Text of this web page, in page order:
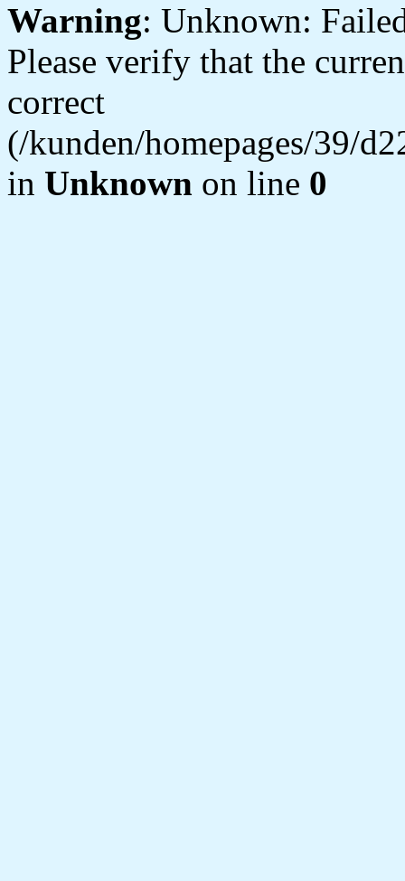
Warning: Unknown:
Please verify that the
correct
(/kunden/homepages/39/
in Unknown on line 0